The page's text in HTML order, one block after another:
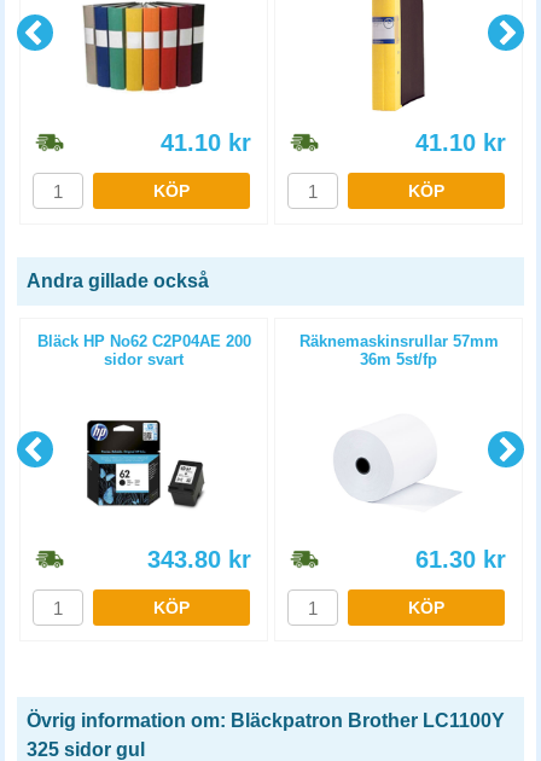
41.10 kr
KÖP
41.10 kr
KÖP
Andra gillade också
Bläck HP No62 C2P04AE 200
sidor svart
343.80 kr
KÖP
Räknemaskinsrullar 57mm
36m 5st/fp
61.30 kr
KÖP
Övrig information om: Bläckpatron Brother LC1100Y
325 sidor gul